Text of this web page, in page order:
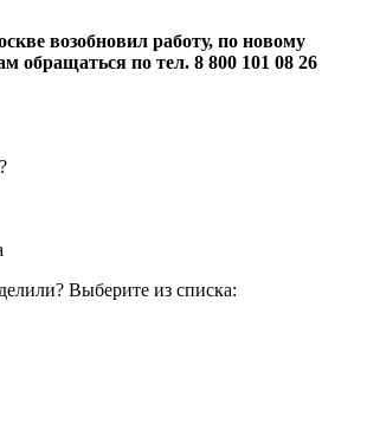
возобновил работу, по новому
обращаться по тел. 8 800 101 08 26
Выберите из списка: